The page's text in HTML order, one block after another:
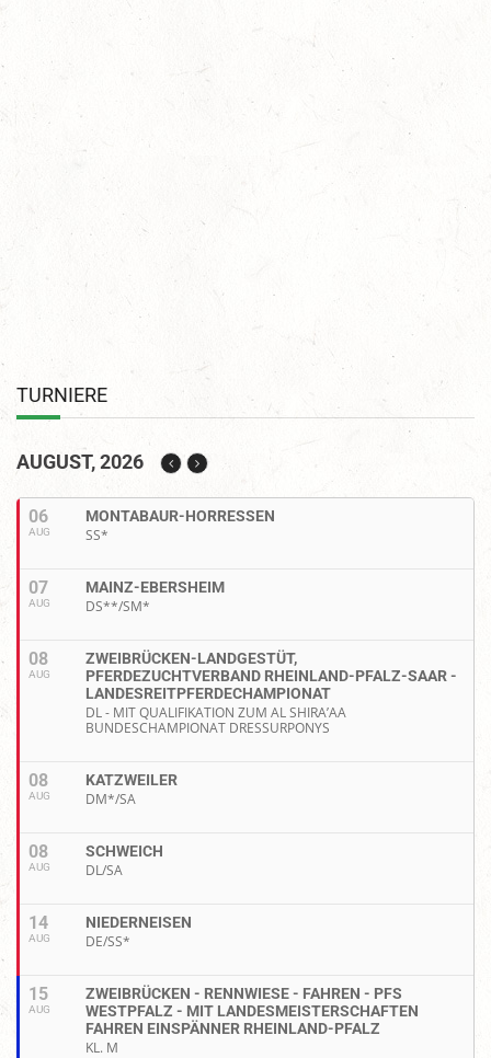
TURNIERE
AUGUST, 2026
06
AUG
MONTABAUR-HORRESSEN
SS*
07
AUG
MAINZ-EBERSHEIM
DS**/SM*
08
AUG
ZWEIBRÜCKEN-LANDGESTÜT,
PFERDEZUCHTVERBAND RHEINLAND-PFALZ-SAAR -
LANDESREITPFERDECHAMPIONAT
DL - MIT QUALIFIKATION ZUM AL SHIRA’AA
BUNDESCHAMPIONAT DRESSURPONYS
08
AUG
KATZWEILER
DM*/SA
08
AUG
SCHWEICH
DL/SA
14
AUG
NIEDERNEISEN
DE/SS*
15
AUG
ZWEIBRÜCKEN - RENNWIESE - FAHREN - PFS
WESTPFALZ - MIT LANDESMEISTERSCHAFTEN
FAHREN EINSPÄNNER RHEINLAND-PFALZ
KL. M